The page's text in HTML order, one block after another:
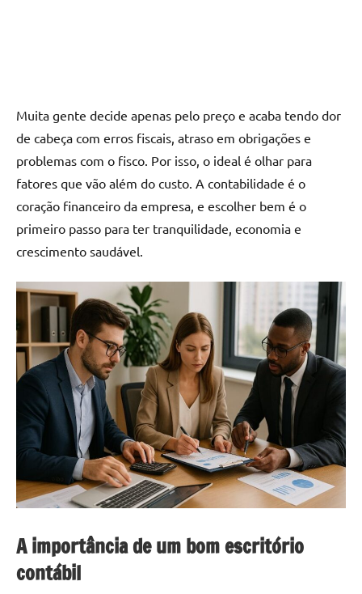
Muita gente decide apenas pelo preço e acaba tendo dor
de cabeça com erros fiscais, atraso em obrigações e
problemas com o fisco. Por isso, o ideal é olhar para
fatores que vão além do custo. A contabilidade é o
coração financeiro da empresa, e escolher bem é o
primeiro passo para ter tranquilidade, economia e
crescimento saudável.
A importância de um bom escritório
contábil